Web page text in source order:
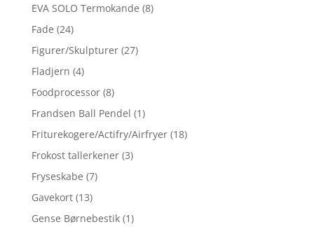
EVA SOLO Termokande (8)
Fade (24)
Figurer/Skulpturer (27)
Fladjern (4)
Foodprocessor (8)
Frandsen Ball Pendel (1)
Friturekogere/Actifry/Airfryer (18)
Frokost tallerkener (3)
Fryseskabe (7)
Gavekort (13)
Gense Børnebestik (1)